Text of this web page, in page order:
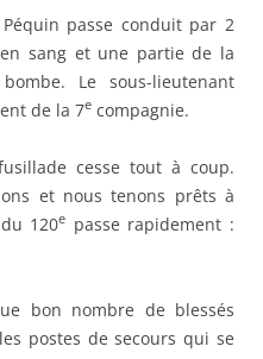
passe conduit par 2
sang et une partie de la
Le sous-lieutenant
de la 7e compagnie.
cesse tout à coup.
et nous tenons prêts à
120e passe rapidement :
bon nombre de blessés
postes de secours qui se